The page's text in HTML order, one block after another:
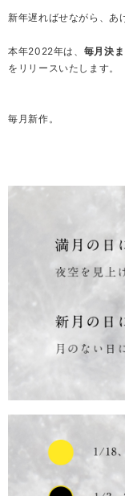
新年遅ればせながら、あ
本年2022年は、 毎月決
をリリースいたします。
毎月新作。